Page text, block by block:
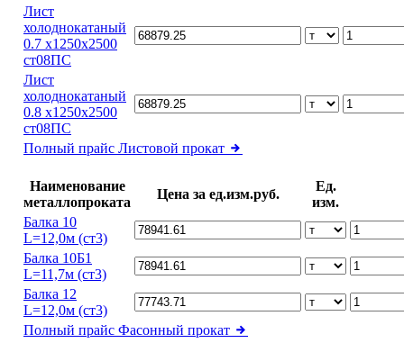
Лист
холоднокатаный
0.7 х1250х2500
ст08ПС
Лист
холоднокатаный
0.8 х1250х2500
ст08ПС
Полный прайс Листовой прокат
Наименование
металлопроката
Цена за ед.изм.руб.
Ед.
изм.
Балка 10
L=12,0м (ст3)
Балка 10Б1
L=11,7м (ст3)
Балка 12
L=12,0м (ст3)
Полный прайс Фасонный прокат